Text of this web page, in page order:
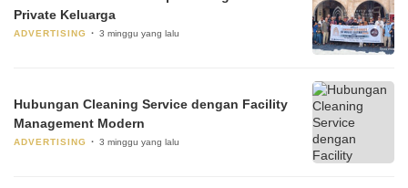
Private Keluarga
ADVERTISING 3 minggu yang lalu
Hubungan Cleaning Service dengan Facility
Management Modern
ADVERTISING 3 minggu yang lalu